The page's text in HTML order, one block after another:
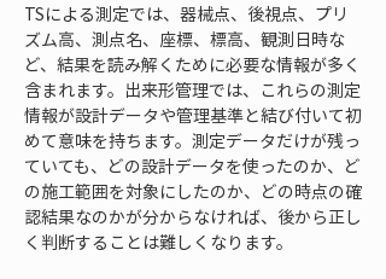
TSによる測定では、器械点、後視点、プリ
ズム高、測点名、座標、標高、観測日時な
ど、結果を読み解くために必要な情報が多く
含まれます。出来形管理では、これらの測定
情報が設計データや管理基準と結び付いて初
めて意味を持ちます。測定データだけが残っ
ていても、どの設計データを使ったのか、ど
の施工範囲を対象にしたのか、どの時点の確
認結果なのかが分からなければ、後から正し
く判断することは難しくなります。